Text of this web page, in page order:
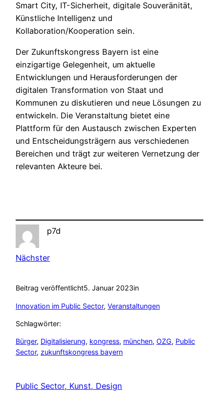
Smart City, IT-Sicherheit, digitale Souveränität,
Künstliche Intelligenz und
Kollaboration/Kooperation sein.
Der Zukunftskongress Bayern ist eine
einzigartige Gelegenheit, um aktuelle
Entwicklungen und Herausforderungen der
digitalen Transformation von Staat und
Kommunen zu diskutieren und neue Lösungen zu
entwickeln. Die Veranstaltung bietet eine
Plattform für den Austausch zwischen Experten
und Entscheidungsträgern aus verschiedenen
Bereichen und trägt zur weiteren Vernetzung der
relevanten Akteure bei.
p7d
Nächster
Beitrag veröffentlicht5. Januar 2023in
Innovation im Public Sector, Veranstaltungen
Schlagwörter:
Bürger, Digitalisierung, kongress, münchen, OZG, Public
Sector, zukunftskongress bayern
Public Sector, Kunst, Design